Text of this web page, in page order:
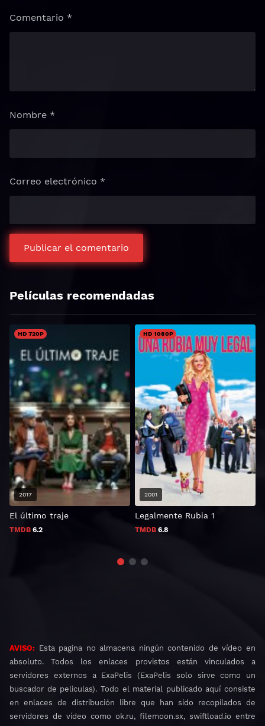
Comentario *
Nombre *
Correo electrónico *
Películas recomendadas
El último traje
TMDB 6.2
HD 720P
2017
Legalmente Rubia 1
TMDB 6.8
HD 1080P
2001
AVISO: Esta pagina no almacena ningún contenido de vídeo en
absoluto. Todos los enlaces provistos están vinculados a
servidores externos a ExaPelis (ExaPelis solo sirve como un
buscador de peliculas). Todo el material publicado aquí consiste
en enlaces de distribución libre que han sido recopilados de
servidores de vídeo como ok.ru, filemoon.sx, swiftload.io entre